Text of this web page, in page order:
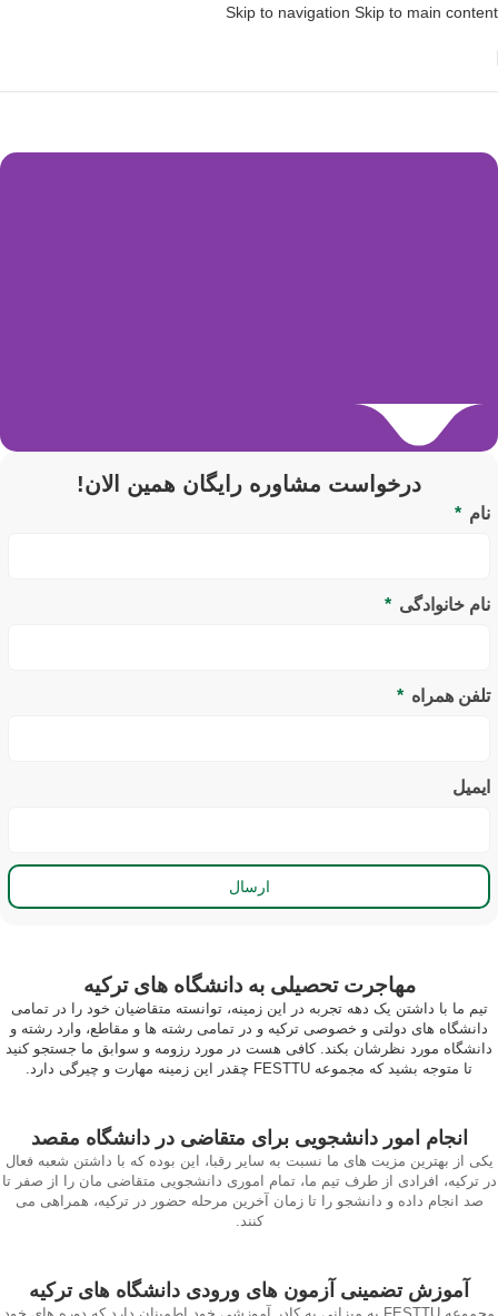
Skip to navigation Skip to main content
درخواست مشاوره رایگان همین الان!
نام
نام خانوادگی
تلفن همراه
ایمیل
ارسال
مهاجرت تحصیلی به دانشگاه های ترکیه
تیم ما با داشتن یک دهه تجربه در این زمینه، توانسته متقاضیان خود را در تمامی
دانشگاه های دولتی و خصوصی ترکیه و در تمامی رشته ها و مقاطع، وارد رشته و
دانشگاه مورد نظرشان بکند. کافی هست در مورد رزومه و سوابق ما جستجو کنید
تا متوجه بشید که مجموعه FESTTU چقدر این زمینه مهارت و چیرگی دارد.
انجام امور دانشجویی برای متقاضی در دانشگاه مقصد
یکی از بهترین مزیت های ما نسبت به سایر رقبا، این بوده که با داشتن شعبه فعال
در ترکیه، افرادی از طرف تیم ما، تمام اموری دانشجویی متقاضی مان را از صفر تا
صد انجام داده و دانشجو را تا زمان آخرین مرحله حضور در ترکیه، همراهی می
کنند.
آموزش تضمینی آزمون های ورودی دانشگاه های ترکیه